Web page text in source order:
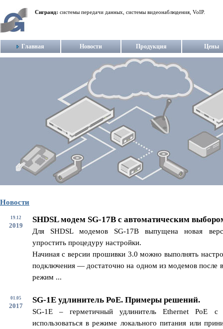
Сигранд: системы передачи данных, системы видеонаблюдения, VoIP.
Главная Новости Продукция Цены
Новости
19.12
2019
SHDSL модем SG-17B с автоматическим
Для SHDSL модемов SG-17B выпущена новая
упростить процедуру настройки.
Начиная с версии прошивки 3.0 можно выполнять
подключения — достаточно на одном из модемов после
режим ...
01.05
2017
SG-1E удлинитель PoE. Примеры решений.
SG-1E – герметичный удлинитель Ethernet PoE
использоваться в режиме локального питания или